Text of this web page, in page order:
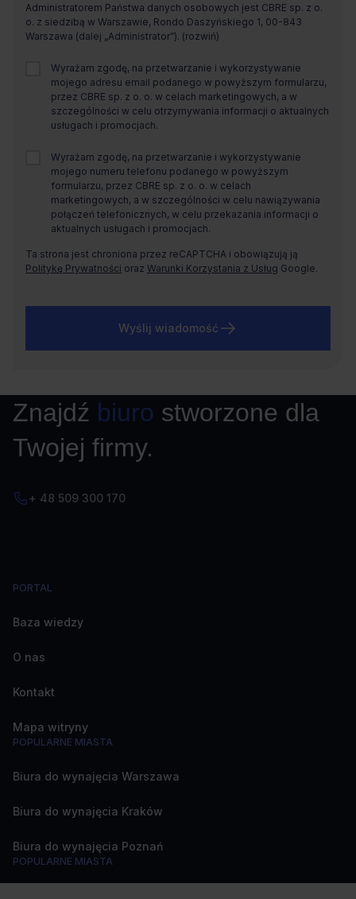
Administratorem Państwa danych osobowych jest CBRE sp. z o.
o. z siedzibą w Warszawie, Rondo Daszyńskiego 1, 00-843
Warszawa (dalej „Administrator”).
Wyrażam zgodę, na przetwarzanie i wykorzystywanie
mojego adresu email podanego w powyższym formularzu,
przez CBRE sp. z o. o. w celach marketingowych, a w
szczególności w celu otrzymywania informacji o aktualnych
usługach i promocjach.
Wyrażam zgodę, na przetwarzanie i wykorzystywanie
mojego numeru telefonu podanego w powyższym
formularzu, przez CBRE sp. z o. o. w celach
marketingowych, a w szczególności w celu nawiązywania
połączeń telefonicznych, w celu przekazania informacji o
aktualnych usługach i promocjach.
Ta strona jest chroniona przez reCAPTCHA i obowiązują ją
Politykę Prywatności oraz Warunki Korzystania z Usług Google.
Wyślij wiadomość
Znajdź biuro stworzone dla
Twojej firmy.
+ 48 509 300 170
PORTAL
Baza wiedzy
O nas
Kontakt
Mapa witryny
POPULARNE MIASTA
Biura do wynajęcia Warszawa
Biura do wynajęcia Kraków
Biura do wynajęcia Poznań
POPULARNE MIASTA